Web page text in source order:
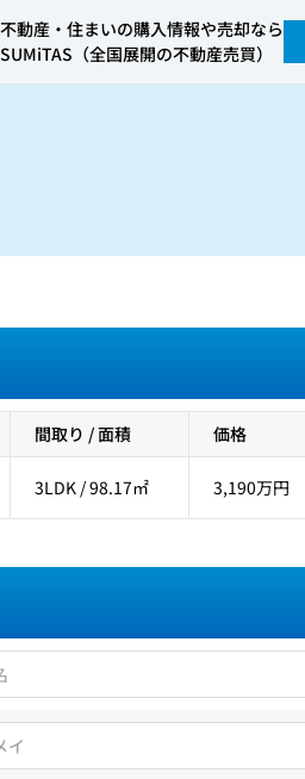
不動産・住まいの購入情報や売却なら
SUMiTAS（全国展開の不動産売買）
間取り / 面積 価格
3LDK / 98.17㎡ 3,190万円